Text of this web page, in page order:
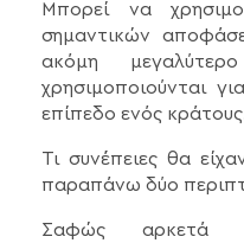
Μπορεί να
σημαντικών
ακόμη
χρησιμοποιούνται
επίπεδο ενός
Τι συνέπειες θα
παραπάνω δύο
Σαφώς αρκετά